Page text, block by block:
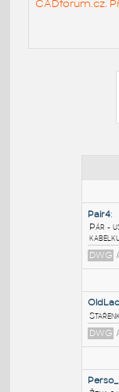
CADforum.cz.